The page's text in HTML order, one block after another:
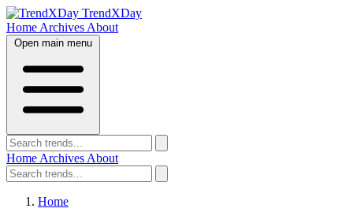
TrendXDay
Home Archives About
Open main menu
Home Archives About
Home